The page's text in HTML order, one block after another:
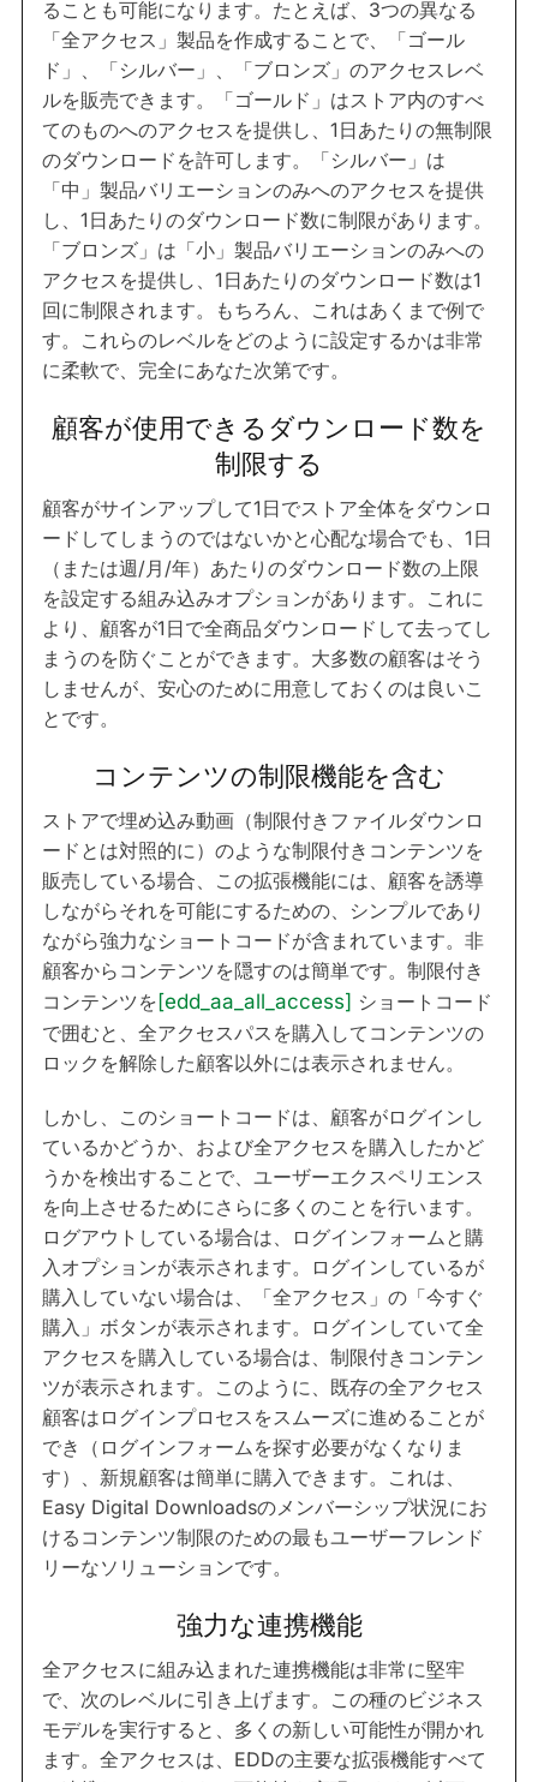
ることも可能になります。たとえば、3つの異なる
「全アクセス」製品を作成することで、「ゴール
ド」、「シルバー」、「ブロンズ」のアクセスレベ
ルを販売できます。「ゴールド」はストア内のすべ
てのものへのアクセスを提供し、1日あたりの無制限
のダウンロードを許可します。「シルバー」は
「中」製品バリエーションのみへのアクセスを提供
し、1日あたりのダウンロード数に制限があります。
「ブロンズ」は「小」製品バリエーションのみへの
アクセスを提供し、1日あたりのダウンロード数は1
回に制限されます。もちろん、これはあくまで例で
す。これらのレベルをどのように設定するかは非常
に柔軟で、完全にあなた次第です。
顧客が使用できるダウンロード数を
制限する
顧客がサインアップして1日でストア全体をダウンロ
ードしてしまうのではないかと心配な場合でも、1日
（または週/月/年）あたりのダウンロード数の上限
を設定する組み込みオプションがあります。これに
より、顧客が1日で全商品ダウンロードして去ってし
まうのを防ぐことができます。大多数の顧客はそう
しませんが、安心のために用意しておくのは良いこ
とです。
コンテンツの制限機能を含む
ストアで埋め込み動画（制限付きファイルダウンロ
ードとは対照的に）のような制限付きコンテンツを
販売している場合、この拡張機能には、顧客を誘導
しながらそれを可能にするための、シンプルであり
ながら強力なショートコードが含まれています。非
顧客からコンテンツを隠すのは簡単です。制限付き
コンテンツを[edd_aa_all_access] ショートコード
で囲むと、全アクセスパスを購入してコンテンツの
ロックを解除した顧客以外には表示されません。
しかし、このショートコードは、顧客がログインし
ているかどうか、および全アクセスを購入したかど
うかを検出することで、ユーザーエクスペリエンス
を向上させるためにさらに多くのことを行います。
ログアウトしている場合は、ログインフォームと購
入オプションが表示されます。ログインしているが
購入していない場合は、「全アクセス」の「今すぐ
購入」ボタンが表示されます。ログインしていて全
アクセスを購入している場合は、制限付きコンテン
ツが表示されます。このように、既存の全アクセス
顧客はログインプロセスをスムーズに進めることが
でき（ログインフォームを探す必要がなくなりま
す）、新規顧客は簡単に購入できます。これは、
Easy Digital Downloadsのメンバーシップ状況にお
けるコンテンツ制限のための最もユーザーフレンド
リーなソリューションです。
強力な連携機能
全アクセスに組み込まれた連携機能は非常に堅牢
で、次のレベルに引き上げます。この種のビジネス
モデルを実行すると、多くの新しい可能性が開かれ
ます。全アクセスは、EDDの主要な拡張機能すべて